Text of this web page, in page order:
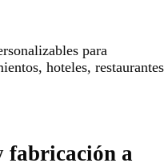
para
hoteles, restaurantes
fabricación a